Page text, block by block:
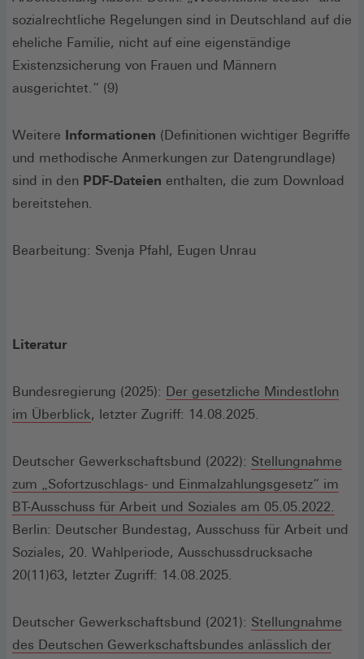
sozialrechtliche Regelungen sind in Deutschland auf die
eheliche Familie, nicht auf eine eigenständige
Existenzsicherung von Frauen und Männern
ausgerichtet.“ (9)
Weitere Informationen (Definitionen wichtiger Begriffe
und methodische Anmerkungen zur Datengrundlage)
sind in den PDF-Dateien enthalten, die zum Download
bereitstehen.
Bearbeitung: Svenja Pfahl, Eugen Unrau
Literatur
Bundesregierung (2025): Der gesetzliche Mindestlohn
im Überblick(Öffnet
einem
neuen
Fenster)
, letzter Zugriff: 14.08.2025.
Deutscher Gewerkschaftsbund (2022): Stellungnahme
zum „Sofortzuschlags- und Einmalzahlungsgesetz“ im
BT-Ausschuss für Arbeit und Soziales am 05.05.2022.
in
Berlin: Deutscher Bundestag, Ausschuss für Arbeit und
Soziales, 20. Wahlperiode, Ausschussdrucksache
20(11)63, letzter Zugriff: 14.08.2025.
Deutscher Gewerkschaftsbund (2021): Stellungnahme
des Deutschen Gewerkschaftsbundes anlässlich der